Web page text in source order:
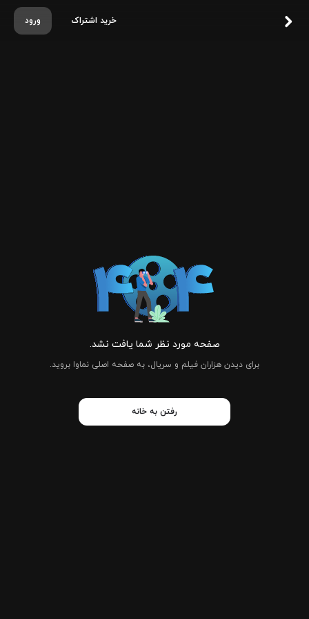
ورود خرید اشتراک
صفحه مورد نظر شما یافت نشد.
برای دیدن هزاران فیلم و سریال، به صفحه اصلی نماوا بروید.
رفتن به خانه